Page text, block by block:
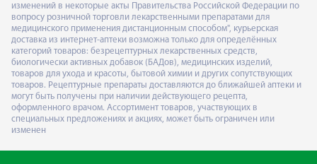
изменений в некоторые акты Правительства Российской Федерации по
вопросу розничной торговли лекарственными препаратами для
медицинского применения дистанционным способом", курьерская
доставка из интернет-аптеки возможна только для определённых
категорий товаров: безрецептурных лекарственных средств,
биологически активных добавок (БАДов), медицинских изделий,
товаров для ухода и красоты, бытовой химии и других сопутствующих
товаров. Рецептурные препараты доставляются до ближайшей аптеки и
могут быть получены при наличии действующего рецепта,
оформленного врачом. Ассортимент товаров, участвующих в
специальных предложениях и акциях, может быть ограничен или
изменен